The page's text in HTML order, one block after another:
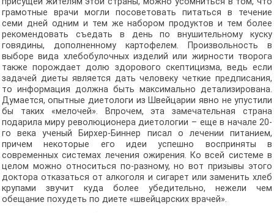
грамотные врачи могли посоветовать питаться в течение
семи дней одним и тем же набором продуктов и тем более
рекомендовать съедать в день по внушительному куску
говядины, дополненному картофелем. Произвольность в
выборе вида хлебобулочных изделий или жирности творога
также порождает долю здорового скептицизма, ведь если
задачей диеты является дать человеку четкие предписания,
то информация должна быть максимально детализирована.
Думается, опытные диетологи из Швейцарии явно не упустили
бы таких «мелочей». Впрочем, эта замечательная страна
подарила миру революционера диетологии – еще в начале 20-
го века ученый Бирхер-Биннер писал о лечении питанием,
причем некоторые его идеи успешно восприняты в
современных системах лечения ожирения. Ко всей системе в
целом можно относиться по-разному, но вот призывы этого
доктора отказаться от алкоголя и сигарет или заменить хлеб
крупами звучит куда более убедительно, нежели чем
обещание похудеть по диете «швейцарских врачей».